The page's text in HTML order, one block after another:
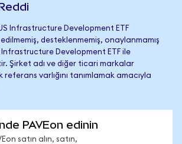
Infrastructure Development ETF
desteklenmemiş, onaylanmamış
Infrastructure Development ETF ile
Şirket adı ve diğer ticari markalar
varlığını tanımlamak amacıyla
PAVEon edinin
satın alın, satın,